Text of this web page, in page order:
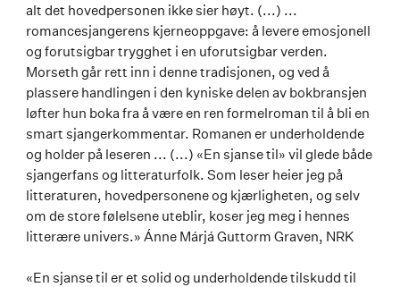
alt det hovedpersonen ikke sier høyt. (...) ...
romancesjangerens kjerneoppgave: å levere emosjonell
og forutsigbar trygghet i en uforutsigbar verden.
Morseth går rett inn i denne tradisjonen, og ved å
plassere handlingen i den kyniske delen av bokbransjen
løfter hun boka fra å være en ren formelroman til å bli en
smart sjangerkommentar. Romanen er underholdende
og holder på leseren ... (...) «En sjanse til» vil glede både
sjangerfans og litteraturfolk. Som leser heier jeg på
litteraturen, hovedpersonene og kjærligheten, og selv
om de store følelsene uteblir, koser jeg meg i hennes
litterære univers.» Ánne Márjá Guttorm Graven, NRK
«En sjanse til er et solid og underholdende tilskudd til